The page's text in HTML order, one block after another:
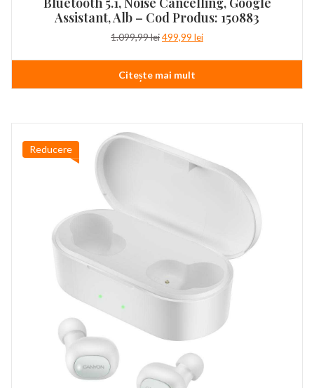
Assistant, Alb – Cod Produs: 150883
1.099,99leiPrețul
a
fost:
1.099,99 lei.
499,99 leiPrețul
este:
Citește mai mult
Reducere